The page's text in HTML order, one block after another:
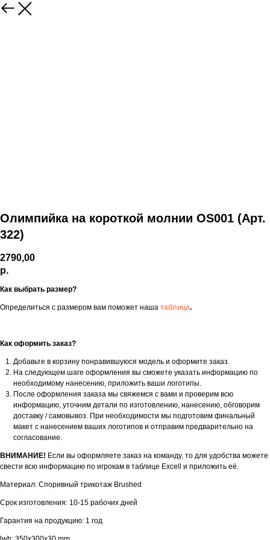
Олимпийка на короткой молнии OS001 (Арт.
322)
2790,00
р.
Как выбрать размер?
Определиться с размером вам поможет наша таблица.
Как оформить заказ?
Добавьте в корзину понравившуюся модель и оформите заказ.
На следующем шаге оформления вы сможете указать информацию по
необходимому нанесению, приложить ваши логотипы.
После оформления заказа мы свяжемся с вами и проверим всю
информацию, уточним детали по изготовлению, нанесению, обговорим
доставку / самовывоз. При необходимости мы подготовим финальный
макет с нанесением ваших логотипов и отправим предварительно на
согласование.
ВНИМАНИЕ! Если вы оформляете заказ на команду, то для удобства можете
свести всю информацию по игрокам в таблице Excell и приложить её.
Материал: Споривный трикотаж Brushed
Срок изготовления: 10-15 рабочих дней
Гарантия на продукцию: 1 год